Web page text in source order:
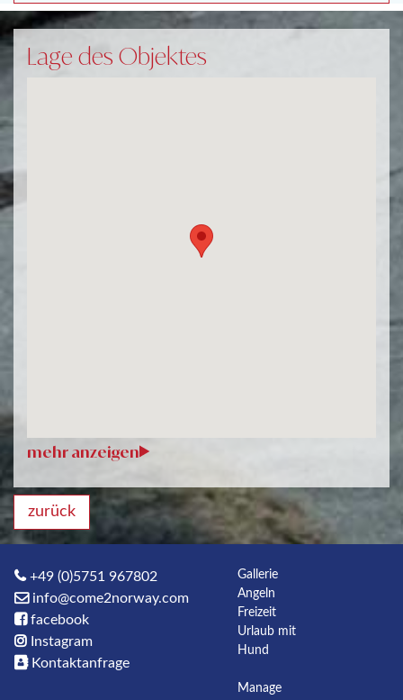
Lage des Objektes
zurück
+49 (0)5751 967802
info@come2norway.com
facebook
Instagram
Kontaktanfrage
Gallerie
Angeln
Freizeit
Urlaub mit
Hund
Manage